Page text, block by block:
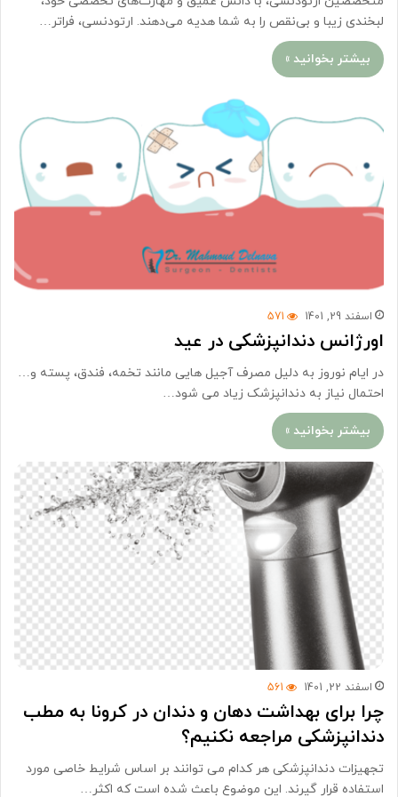
لبخندی زیبا و بی‌نقص را به شما هدیه می‌دهند. ارتودنسی، فراتر…
بیشتر بخوانید »
اسفند 29, 1401 571
اورژانس دندانپزشکی در عید
در ایام نوروز به دلیل مصرف آجیل هایی مانند تخمه، فندق، پسته و…
احتمال نیاز به دندانپزشک زیاد می شود…
بیشتر بخوانید »
اسفند 22, 1401 561
چرا برای بهداشت دهان و دندان در کرونا به مطب
دندانپزشکی مراجعه نکنیم؟
تجهیزات دندانپزشکی هر کدام می توانند بر اساس شرایط خاصی مورد
استفاده قرار گیرند. این موضوع باعث شده است که اکثر…